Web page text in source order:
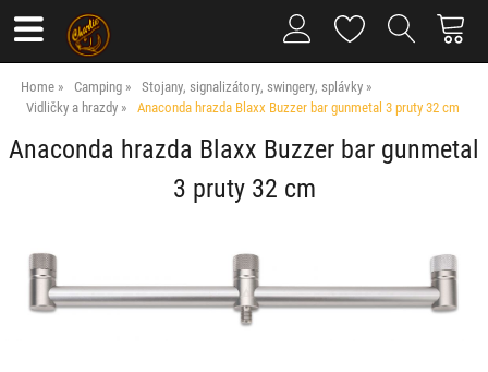
Home Camping
Stojany, signalizátory, swingery, splávky
Vidličky a hrazdy
Anaconda hrazda Blaxx Buzzer bar gunmetal 3 pruty 32 cm
Anaconda hrazda Blaxx Buzzer bar gunmetal
3 pruty 32 cm